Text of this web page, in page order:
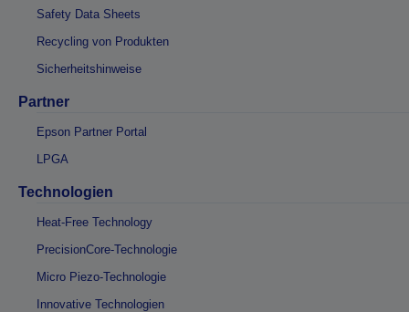
Safety Data Sheets
Recycling von Produkten
Sicherheitshinweise
Partner
Epson Partner Portal
LPGA
Technologien
Heat-Free Technology
PrecisionCore-Technologie
Micro Piezo-Technologie
Innovative Technologien